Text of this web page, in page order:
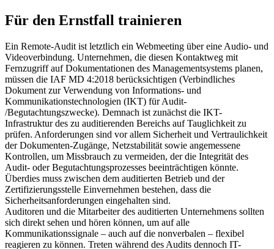
Für den Ernstfall trainieren
Ein Remote-Audit ist letztlich ein Webmeeting über eine Audio- und
Videoverbindung. Unternehmen, die diesen Kontaktweg mit
Fernzugriff auf Dokumentationen des Managementsystems planen,
müssen die IAF MD 4:2018 berücksichtigen (Verbindliches
Dokument zur Verwendung von Informations- und
Kommunikationstechnologien (IKT) für Audit-
/Begutachtungszwecke). Demnach ist zunächst die IKT-
Infrastruktur des zu auditierenden Bereichs auf Tauglichkeit zu
prüfen. Anforderungen sind vor allem Sicherheit und Vertraulichkeit
der Dokumenten-Zugänge, Netzstabilität sowie angemessene
Kontrollen, um Missbrauch zu vermeiden, der die Integrität des
Audit- oder Begutachtungsprozesses beeinträchtigen könnte.
Überdies muss zwischen dem auditierten Betrieb und der
Zertifizierungsstelle Einvernehmen bestehen, dass die
Sicherheitsanforderungen eingehalten sind.
Auditoren und die Mitarbeiter des auditierten Unternehmens sollten
sich direkt sehen und hören können, um auf alle
Kommunikationssignale – auch auf die nonverbalen – flexibel
reagieren zu können. Treten während des Audits dennoch IT-